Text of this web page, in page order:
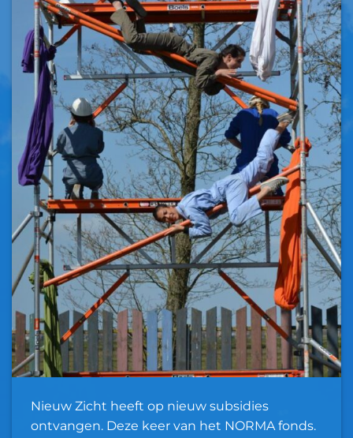
Nieuw Zicht heeft op nieuw subsidies
ontvangen. Deze keer van het NORMA fonds.